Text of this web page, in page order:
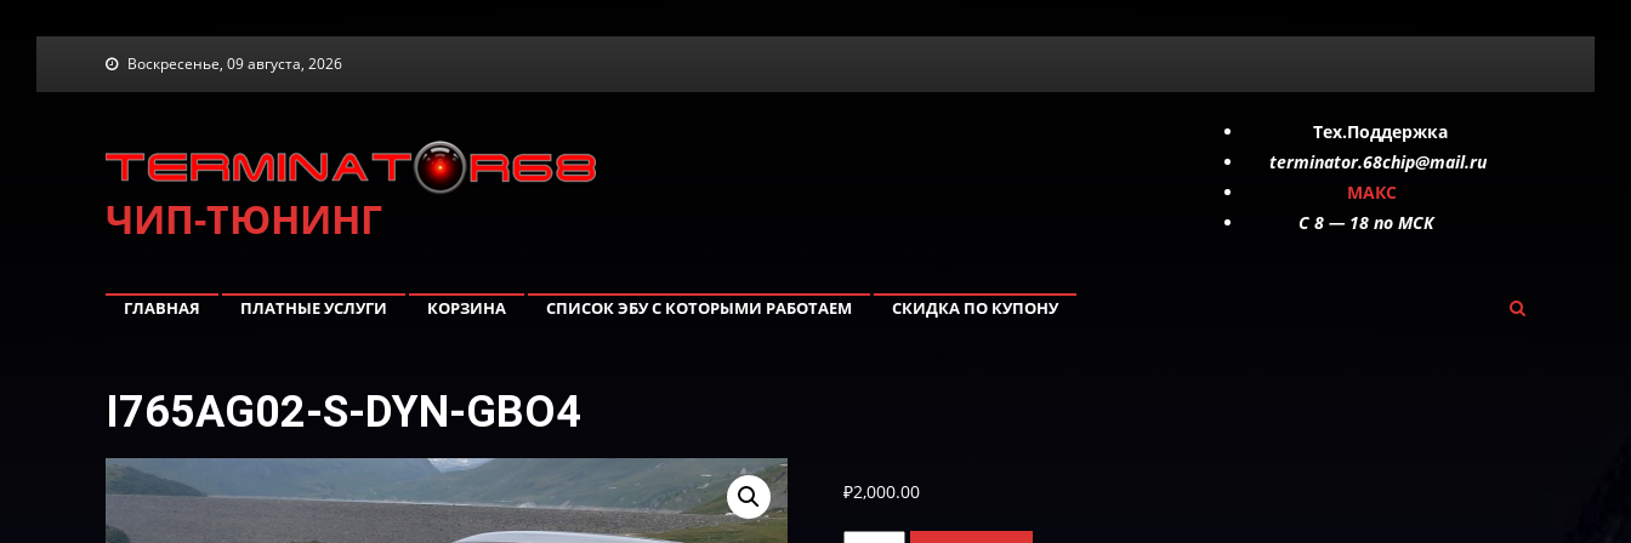
Воскресенье, 09 августа, 2026
ЧИП-ТЮНИНГ
Тех.Поддержка
terminator.68chip@mail.ru
МАКС
C 8 — 18 по МСК
ГЛАВНАЯ ПЛАТНЫЕ УСЛУГИ КОРЗИНА СПИСОК ЭБУ С КОТОРЫМИ РАБОТАЕМ СКИДКА ПО КУПОНУ
I765AG02-S-DYN-GBO4
₽2,000.00